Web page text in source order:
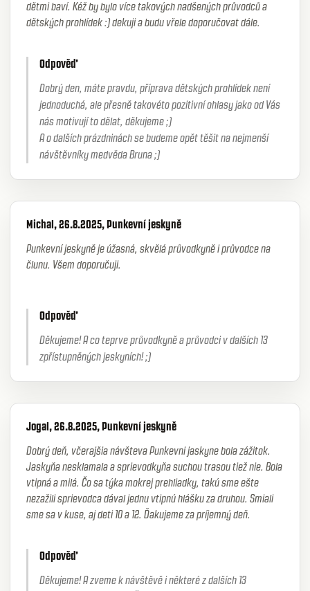
dětmi baví. Kéž by bylo více takových nadšených průvodců a
dětských prohlídek :) dekuji a budu vřele doporučovat dále.
Odpověď
Dobrý den, máte pravdu, příprava dětských prohlídek není
jednoduchá, ale přesně takovéto pozitivní ohlasy jako od Vás
nás motivují to dělat, děkujeme ;)
A o dalších prázdninách se budeme opět těšit na nejmenší
návštěvníky medvěda Bruna ;)
Michal, 26.8.2025, Punkevní jeskyně
Punkevní jeskyně je úžasná, skvělá průvodkyně i průvodce na
člunu. Všem doporučuji.
Odpověď
Děkujeme! A co teprve průvodkyně a průvodci v dalších 13
zpřístupněných jeskyních! ;)
Jogal, 26.8.2025, Punkevní jeskyně
Dobrý deň, včerajšia návšteva Punkevni jaskyne bola zážitok.
Jaskyňa nesklamala a sprievodkyňa suchou trasou tiež nie. Bola
vtipná a milá. Čo sa týka mokrej prehliadky, takú sme ešte
nezažili sprievodca dával jednu vtipnú hlášku za druhou. Smiali
sme sa v kuse, aj deti 10 a 12. Ďakujeme za príjemný deň.
Odpověď
Děkujeme! A zveme k návštěvě i některé z dalších 13